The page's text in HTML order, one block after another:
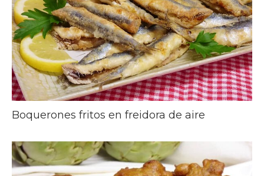
Boquerones fritos en freidora de aire